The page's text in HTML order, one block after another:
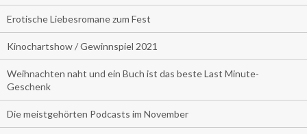
Erotische Liebesromane zum Fest
Kinochartshow / Gewinnspiel 2021
Weihnachten naht und ein Buch ist das beste Last Minute-
Geschenk
Die meistgehörten Podcasts im November